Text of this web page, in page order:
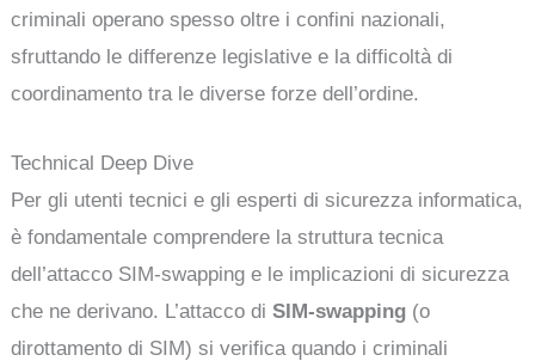
criminali operano spesso oltre i confini nazionali,
sfruttando le differenze legislative e la difficoltà di
coordinamento tra le diverse forze dell’ordine.
Technical Deep Dive
Per gli utenti tecnici e gli esperti di sicurezza informatica,
è fondamentale comprendere la struttura tecnica
dell’attacco SIM-swapping e le implicazioni di sicurezza
che ne derivano. L’attacco diSIM-swapping (o
dirottamento di SIM) si verifica quando i criminali